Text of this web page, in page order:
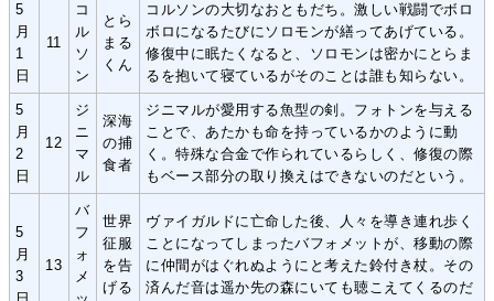
5
月
1
日
11
コ
ル
ソ
ン
とら
まる
くん
コルソンの大切なおともだち。激しい戦闘でボロ
ボロになるたびにソロモンが繕ってあげている。
修復中に眠たくなると、ソロモンは密かにとらま
るを抱いて寝ているがそのことは誰も知らない。
5
月
2
日
12
ジ
ニ
マ
ル
深海
の捕
食者
ジニマルが愛用する魚型の剣。フォトンを与える
ことで、あたかも命を持っているかのように動
く。特殊な合金で作られているらしく、修復の際
もベース部分の取り換えはできないのだという。
5
月
3
13
バ
フ
ォ
メ
世界
征服
を告
げる
ヴァイガルドに亡命した後、人々を導き連れ歩く
ことになってしまったバフォメットが、移動の際
に仲間がはぐれぬようにと考えた鈴付き杖。その
済んだ音は遥か先の森にいても聴こえてくるのだ